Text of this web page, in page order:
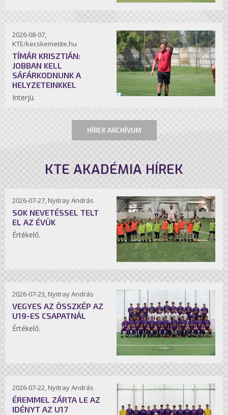
2026-08-07,
KTE/kecskemetite.hu
TÍMÁR KRISZTIÁN:
JOBBAN KELL
SÁFÁRKODNUNK A
HELYZETEINKKEL
Interjú.
HÍREK ARCHÍVUM
KTE AKADÉMIA HÍREK
2026-07-27, Nyitray András
SOK NEVETÉSSEL TELT
EL AZ ÉVÜK
Értékelő.
2026-07-23, Nyitray András
VEGYES AZ ÖSSZKÉP AZ
U19-ES CSAPATNÁL
Értékelő.
2026-07-22, Nyitray András
ÉREMMEL ZÁRTA LE AZ
IDÉNYT AZ U17